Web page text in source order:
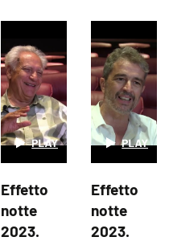
Effetto
notte
2023.
Effetto
notte
2023.